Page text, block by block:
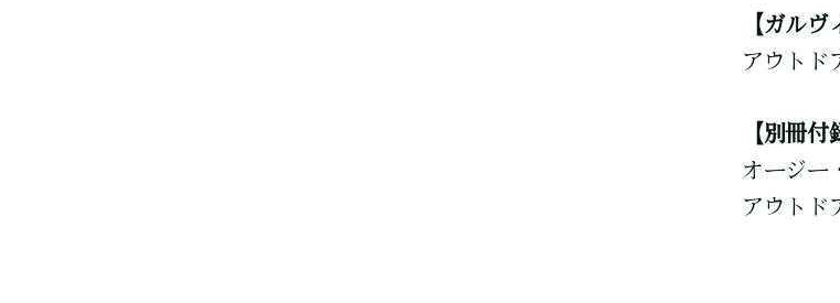
【ガルヴ
アウトド
【別冊付
オージー
アウトド